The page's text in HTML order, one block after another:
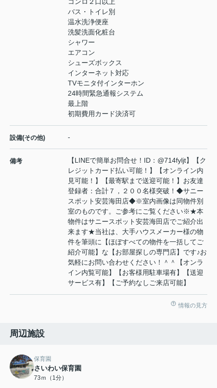
コンロ２口以上
バス・トイレ別
温水洗浄便座
洗髪洗面化粧台
シャワー
エアコン
シューズボックス
インターネット対応
TVモニタ付インターホン
24時間緊急通報システム
最上階
初期費用カード決済可
設備(その他) -
備考
【LINEで簡単お問合せ！ID：@714fyljt】【ク
レジットカード払い可能！】【オンライン内
見可能！】【最寄駅まで送迎可能！】お友達
登録者：合計７，２００名様突破！◆サニー
スポット安芸海田店◆※室内画像は同物件別
室のものです。ご参考にご覧ください※★本
物件はサニースポット安芸海田店でご紹介出
来ます★当社は、大手ハウスメーカー様の物
件を筆頭に【ほぼすべての物件を一括してご
紹介可能】な【お部屋探しの専門店】です♪お
気軽にお問い合わせください！＾＾【オンラ
イン内覧可能】【お客様用駐車場有】【送迎
サービス有】【ご予約なしご来店可能】
情報の見方
周辺施設
保育園
さいわい保育園
73ｍ（1分）